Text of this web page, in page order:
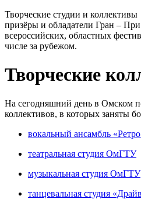
Творческие студии и
призёры и обладатели Гран –
всероссийских, областных
числе за рубежом.
Творческие
На сегодняшний день в Омском
коллективов, в которых заняты
вокальный ансамбль
театральная студия ОмГТУ
музыкальная студия ОмГТУ
танцевальная студия